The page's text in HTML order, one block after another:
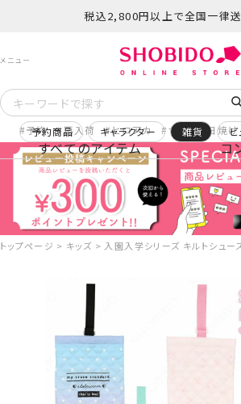
税込2,800円以上で全国一律
予約 再入荷 ヒロアカ サンリオ日焼け
すべてのアイテム コ
予約商品 キャラクター 雑貨 ビ
トップページ キッズ 入園入学シリーズ キルトシュ